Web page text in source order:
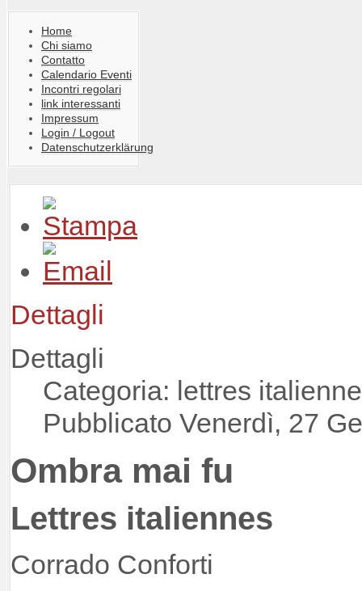
Home
Chi siamo
Contatto
Calendario Eventi
Incontri regolari
link interessanti
Impressum
Login / Logout
Datenschutzerklärung
Dettagli
Dettagli
Categoria: lettres
Pubblicato Venerdì, 27
Ombra mai fu
Lettres italiennes
Corrado Conforti